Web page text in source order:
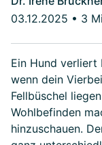
03.12.2025 • 3
Ein Hund verliert
wenn dein
Fellbüschel
Wohlbefinden
hinzuschauen.